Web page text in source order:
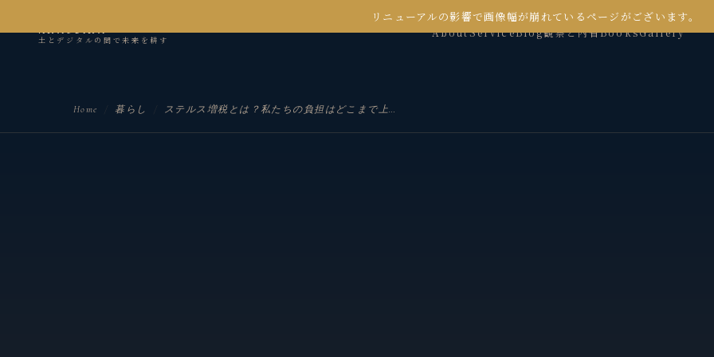
リニューアルの影響で画像幅が崩れているページがございます。
kanseian
土とデジタルの間で未来を耕す
AboutServiceBlog観察と内省BooksGallery
Home 暮らし ステルス増税とは？私たちの負担はどこまで上がり続けるのか？